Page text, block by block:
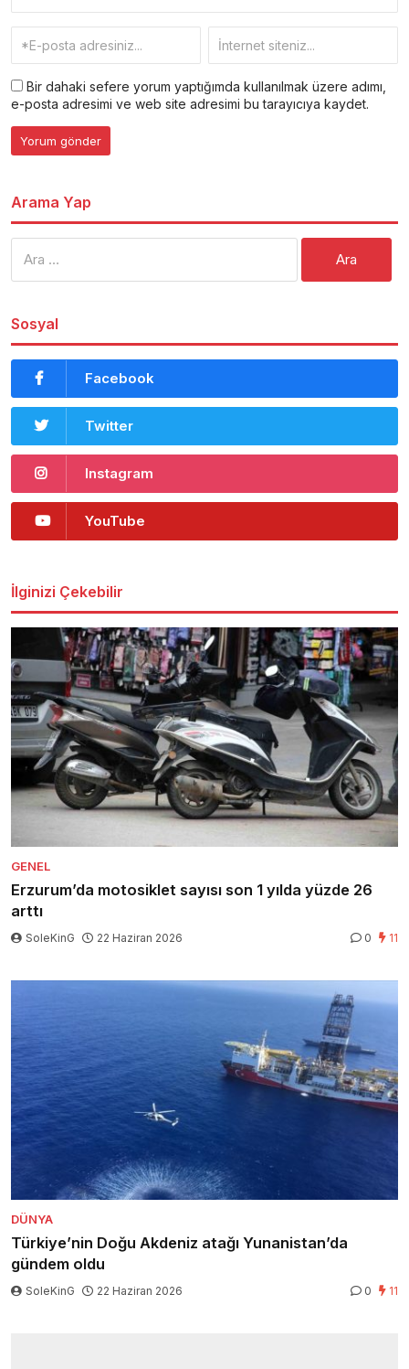
Bir dahaki sefere yorum yaptığımda kullanılmak üzere adımı,
e-posta adresimi ve web site adresimi bu tarayıcıya kaydet.
Arama Yap
Sosyal
Facebook
Twitter
Instagram
YouTube
İlginizi Çekebilir
GENEL
Erzurum’da motosiklet sayısı son 1 yılda yüzde 26
arttı
SoleKinG 22 Haziran 2026 0 11
DÜNYA
Türkiye’nin Doğu Akdeniz atağı Yunanistan’da
gündem oldu
SoleKinG 22 Haziran 2026 0 11